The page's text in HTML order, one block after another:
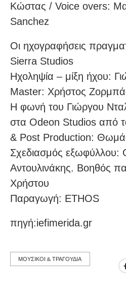
Κώστας / Voice overs:
Sanchez
Οι ηχογραφήσεις
Sierra Studios
Ηχοληψία – μίξη ήχου:
Master: Χρήστος
Η φωνή του Γιώργου
στα Odeon Studios από
& Post Production:
Σχεδιασμός εξωφύλλου:
Αντουλινάκης. Βοηθός
Χρήστου
Παραγωγή: ETHOS
πηγή:iefimerida.gr
ΜΟΥΣΙΚΟΙ & ΤΡΑΓΟΥΔΙΑ